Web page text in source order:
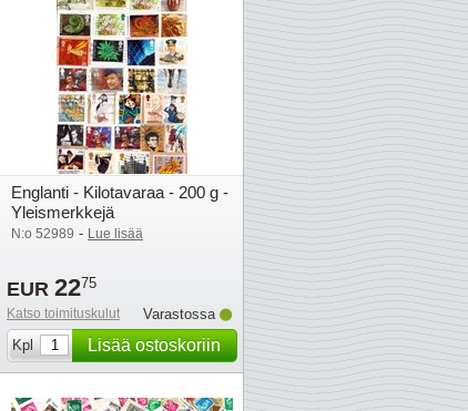
Englanti - Kilotavaraa - 200 g -
Yleismerkkejä
N:o 52989 - Lue lisää
EUR 2275
Katso toimituskulut
Varastossa
Kpl
Lisää ostoskoriin